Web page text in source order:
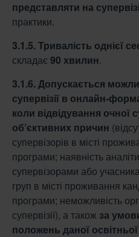
представляти на
практики.
3.1.5. Тривалість однієї
складає90 хвилин.
3.1.6. Допускається
супервізії в онлайн-
коли відвідування очної
об’єктивних причин
супервізорів в місті
програми; наявність
супервізорами або
груп в місті проживання
програми; неможливість
супервізії), а також за
положень даної